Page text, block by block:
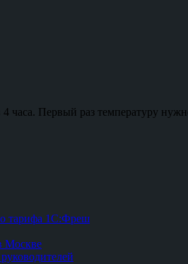
часа. Первый раз температуру
тарифа 1С:Фреш
Москве